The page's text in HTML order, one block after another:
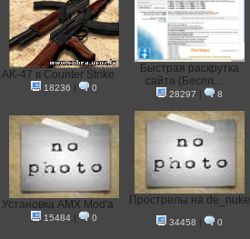
AK-47 в Counter Strike
18236 | 0
Быстрая раскрутка
сайта (Беспл...
28297 | 8
Установка AMX Mod'a
15484| 0
Прострелы на de_nuke
34458 | 0